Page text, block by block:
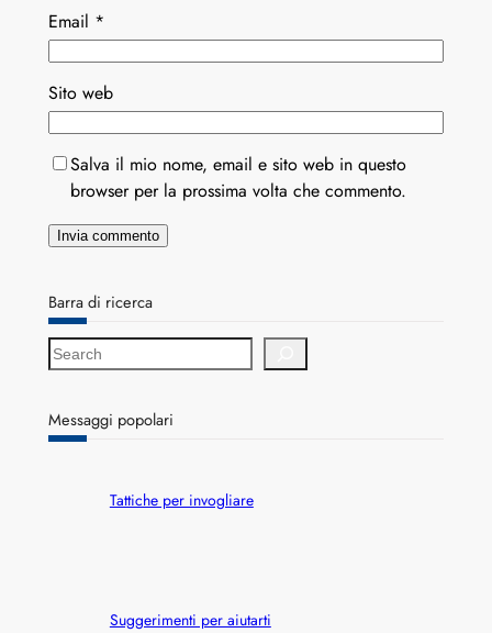
Email *
Sito web
Salva il mio nome, email e sito web in questo
browser per la prossima volta che commento.
Barra di ricerca
S
e
r
c
Messaggi popolari
Tattiche per invogliare
Suggerimenti per aiutarti